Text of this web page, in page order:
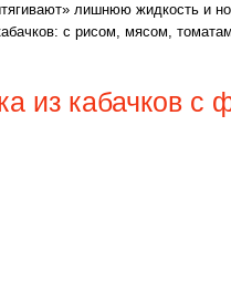
лишнюю жидкость и
с рисом, мясом,
из кабачков